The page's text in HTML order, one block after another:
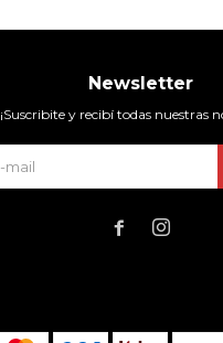
Newsletter
¡Suscribite y recibí todas nuestras
 